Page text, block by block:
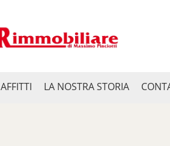
AFFITTI LA NOSTRA STORIA